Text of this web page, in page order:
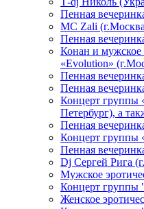
Пенная
МС Zali
Пенная
Конан и мужское
«Evolution»
Пенная
Пенная
Концерт группы
Петербург), а
Пенная
Концерт группы
Пенная
Dj Сергей Рига
Мужское
Концерт
Женское